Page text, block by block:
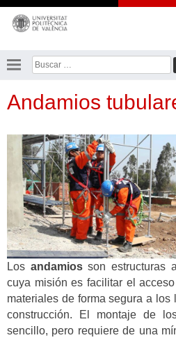
Saltar
contenido
Buscar:
Andamios
Los andamiosson estructuras
cuya misión es facilitar el
materiales de forma segura a
construcción. El montaje de
sencillo, pero requiere de una